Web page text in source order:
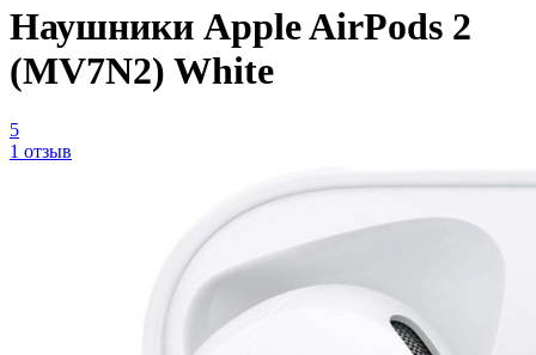
Наушники Apple AirPods 2
(MV7N2) White
5
1 отзыв